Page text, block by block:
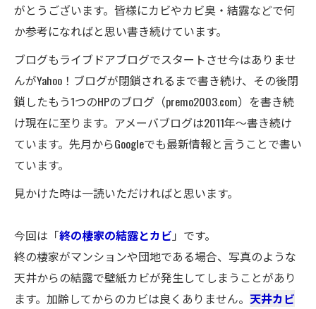
がとうございます。皆様にカビやカビ臭・結露などで何
か参考になればと思い書き続けています。
ブログもライブドアブログでスタートさせ今はありませ
んがYahoo！ブログが閉鎖されるまで書き続け、その後閉
鎖したもう1つのHPのブログ（premo2003.com）を書き続
け現在に至ります。アメーバブログは2011年～書き続け
ています。先月からGoogleでも最新情報と言うことで書い
ています。
見かけた時は一読いただければと思います。
今回は「終の棲家の結露とカビ 」です。
終の棲家がマンションや団地である場合、写真のような
天井からの結露で壁紙カビが発生してしまうことがあり
ます。加齢してからのカビは良くありません。 天井カビ